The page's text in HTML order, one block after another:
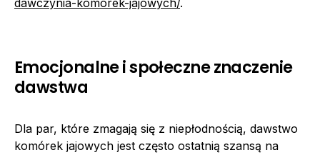
dawczynia-komorek-jajowych/.
Emocjonalne i społeczne znaczenie
dawstwa
Dla par, które zmagają się z niepłodnością, dawstwo
komórek jajowych jest często ostatnią szansą na